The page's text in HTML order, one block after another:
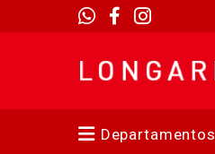
Departamentos